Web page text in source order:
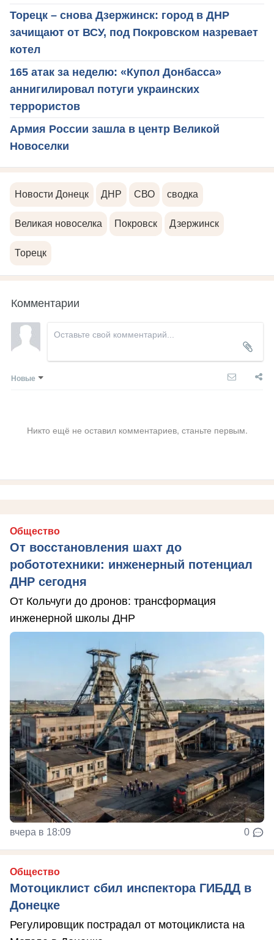
Торецк – снова Дзержинск: город в ДНР
зачищают от ВСУ, под Покровском назревает
котел
165 атак за неделю: «Купол Донбасса»
аннигилировал потуги украинских
террористов
Армия России зашла в центр Великой
Новоселки
Новости Донецк ДНР СВО сводка
Великая новоселка Покровск Дзержинск
Торецк
Комментарии
Новые
Никто ещё не оставил комментариев, станьте первым.
Общество
От восстановления шахт до
робототехники: инженерный потенциал
ДНР сегодня
От Кольчуги до дронов: трансформация
инженерной школы ДНР
вчера в 18:09 0
Общество
Мотоциклист сбил инспектора ГИБДД в
Донецке
Регулировщик пострадал от мотоциклиста на